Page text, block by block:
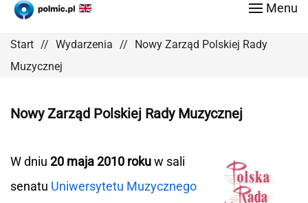
Menu
Start Wydarzenia
Nowy Zarząd Polskiej Rady
Muzycznej
Nowy Zarząd Polskiej Rady Muzycznej
W dniu 20 maja 2010 rokuw sali
senatu Uniwersytetu Muzycznego